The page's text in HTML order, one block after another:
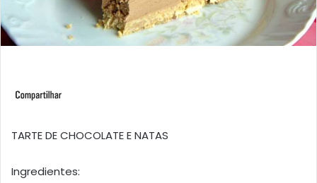
TARTE DE CHOCOLATE E NATAS
Ingredientes: